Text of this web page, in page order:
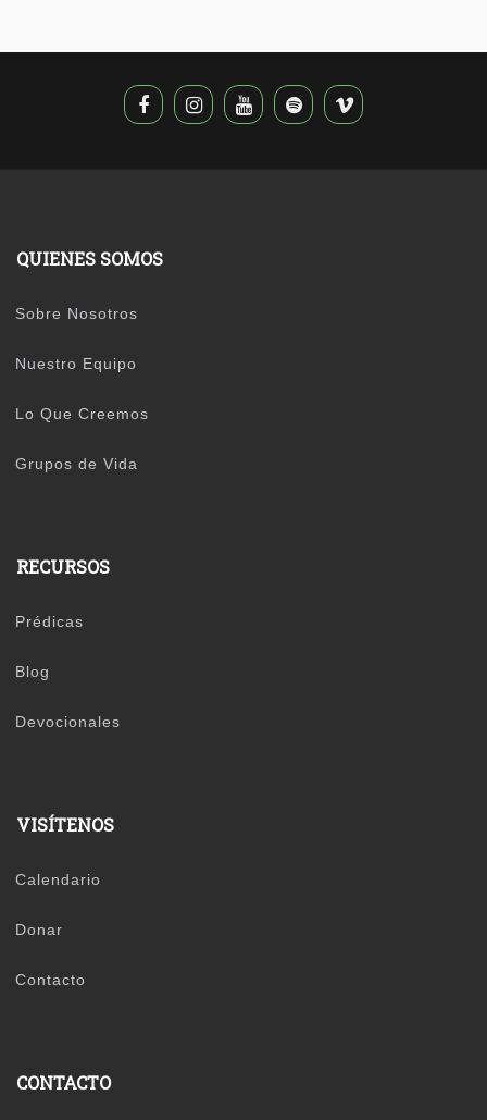
QUIENES SOMOS
Sobre Nosotros
Nuestro Equipo
Lo Que Creemos
Grupos de Vida
RECURSOS
Prédicas
Blog
Devocionales
VISÍTENOS
Calendario
Donar
Contacto
CONTACTO